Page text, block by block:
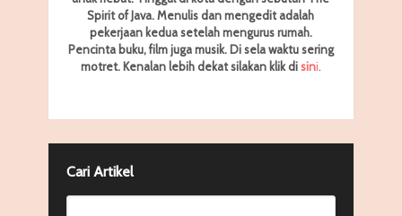
Spirit of Java. Menulis dan mengedit adalah
pekerjaan kedua setelah mengurus rumah.
Pencinta buku, film juga musik. Di sela waktu sering
motret. Kenalan lebih dekat silakan klik disini
Cari Artikel